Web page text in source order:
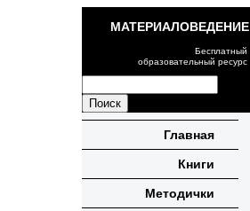
МАТЕРИАЛОВЕДЕНИЕ
Бесплатный
образовательный ресурс
Главная
Книги
Методички